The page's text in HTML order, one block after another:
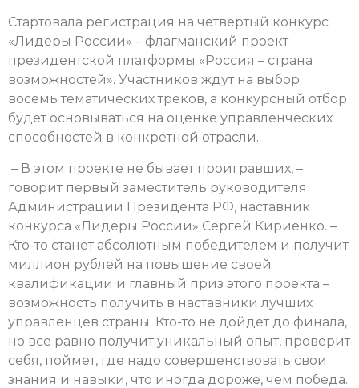
Стартовала регистрация на четвертый конкурс
«Лидеры России» – флагманский проект
президентской платформы «Россия – страна
возможностей». Участников ждут на выбор
восемь тематических треков, а конкурсный отбор
будет основываться на оценке управленческих
способностей в конкретной отрасли.
– В этом проекте не бывает проигравших, –
говорит первый заместитель руководителя
Администрации Президента РФ, наставник
конкурса «Лидеры России» Сергей Кириенко. –
Кто-то станет абсолютным победителем и получит
миллион рублей на повышение своей
квалификации и главный приз этого проекта –
возможность получить в наставники лучших
управленцев страны. Кто-то не дойдет до финала,
но все равно получит уникальный опыт, проверит
себя, поймет, где надо совершенствовать свои
знания и навыки, что иногда дороже, чем победа.